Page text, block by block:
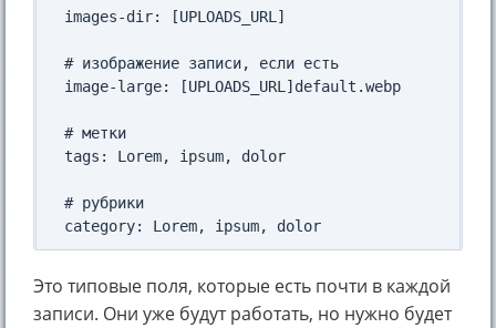
images-dir: [UPLOADS_URL]
# изображение записи, если есть
image-large: [UPLOADS_URL]default.webp
# метки
tags: Lorem, ipsum, dolor
# рубрики
Это типовые поля, которые есть почти в каждой
записи. Они уже будут работать, но нужно будет